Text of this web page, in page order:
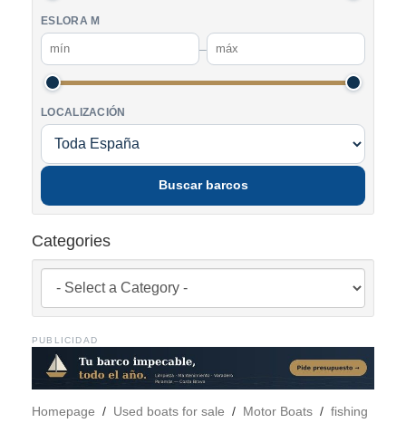
ESLORA M
–
LOCALIZACIÓN
Buscar barcos
Categories
PUBLICIDAD
Homepage / Used boats for sale / Motor Boats / fishing